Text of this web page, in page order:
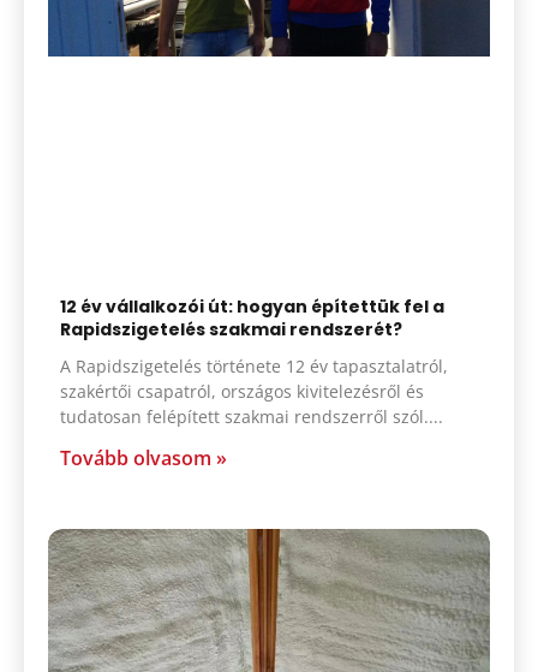
12 év vállalkozói út: hogyan építettük fel a
Rapidszigetelés szakmai rendszerét?
A Rapidszigetelés története 12 év tapasztalatról,
szakértői csapatról, országos kivitelezésről és
tudatosan felépített szakmai rendszerről szól.
Tovább olvasom »